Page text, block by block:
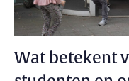
Wat betekent